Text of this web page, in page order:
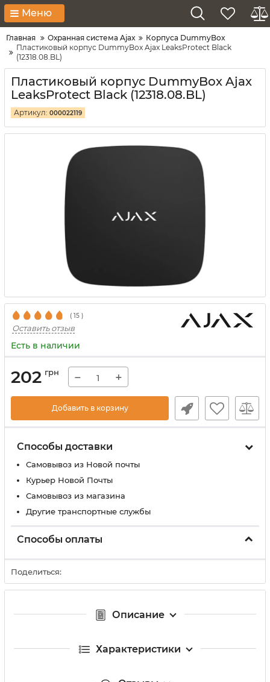
Меню
Главная Охранная система Ajax
Корпуса DummyBox
Пластиковый корпус DummyBox Ajax LeaksProtect Black
(12318.08.BL)
Пластиковый корпус DummyBox Ajax
LeaksProtect Black (12318.08.BL)
Артикул: 000022119
( 15 )
Оставить отзыв
Есть в наличии
202 грн − +
Добавить в корзину
Способы доставки
Самовывоз из Новой почты
Курьер Новой Почты
Самовывоз из магазина
Другие транспортные службы
Способы оплаты
Поделиться:
Описание
Характеристики